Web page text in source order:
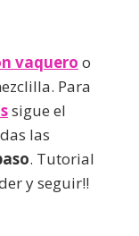
vaquero o
Para
sigue el
las
. Tutorial
y seguir!!